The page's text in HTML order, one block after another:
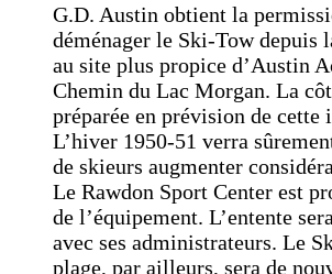
G.D. Austin obtient la
déménager le Ski-Tow depuis
au site plus propice d’Austin
Chemin du Lac Morgan. La
préparée en prévision de cette
L’hiver 1950-51 verra
de skieurs augmenter
Le Rawdon Sport Center est
de l’équipement. L’entente
avec ses administrateurs. Le
plage, par ailleurs, sera de